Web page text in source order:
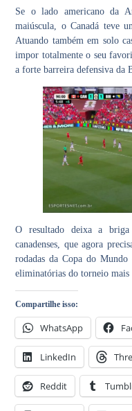
Se o lado americano da
maiúscula, oCanadá teve
Atuando também em solo
impor totalmente o seu
a forte barreira defensiva da
O resultado deixa a
canadenses, que agora
rodadas daCopa do Mundo
eliminatórias do torneio
Compartilhe isso:
WhatsApp
LinkedIn
Reddit